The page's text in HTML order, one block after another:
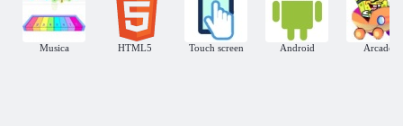
Musica HTML5 Touch screen Android Arcade